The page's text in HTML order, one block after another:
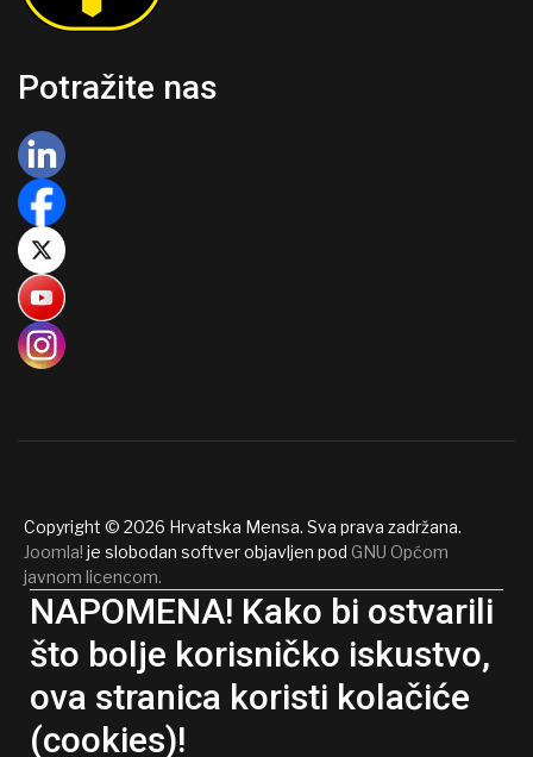
Potražite nas
Copyright © 2026 Hrvatska Mensa. Sva prava zadržana.
Joomla! je slobodan softver objavljen pod GNU Općom
javnom licencom.
NAPOMENA! Kako bi ostvarili
što bolje korisničko iskustvo,
ova stranica koristi kolačiće
(cookies)!